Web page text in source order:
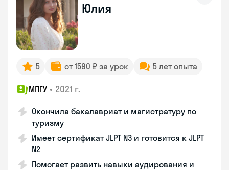
Юлия
5 от 1590 ₽ за урок 5 лет опыта
МПГУ • 2021 г.
Окончила бакалавриат и магистратуру по
туризму
Имеет сертификат JLPT N3 и готовится к JLPT
N2
Помогает развить навыки аудирования и